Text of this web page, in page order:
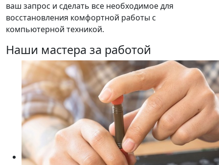
ваш запрос и сделать все необходимое для
восстановления комфортной работы с
компьютерной техникой.
Наши мастера за работой